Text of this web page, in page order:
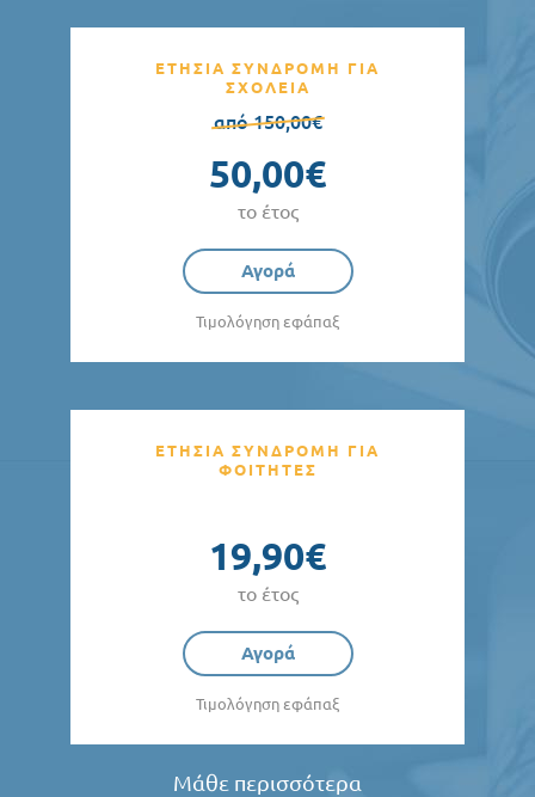
ΕΤΗΣΙΑ ΣΥΝΔΡΟΜΗ ΓΙΑ
ΣΧΟΛΕΙΑ
από 150,00€
50,00€
το έτος
Αγορά
Τιμολόγηση εφάπαξ
ΕΤΗΣΙΑ ΣΥΝΔΡΟΜΗ ΓΙΑ
ΦΟΙΤΗΤΕΣ
19,90€
το έτος
Αγορά
Τιμολόγηση εφάπαξ
Μάθε περισσότερα